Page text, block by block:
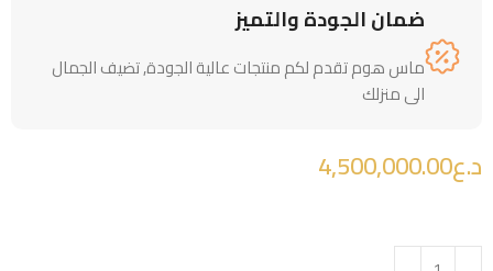
ضمان الجودة والتميز
ماس هوم تقدم لكم منتجات عالية الجودة, تضيف الجمال
الى منزلك
د.ع4,500,000.00